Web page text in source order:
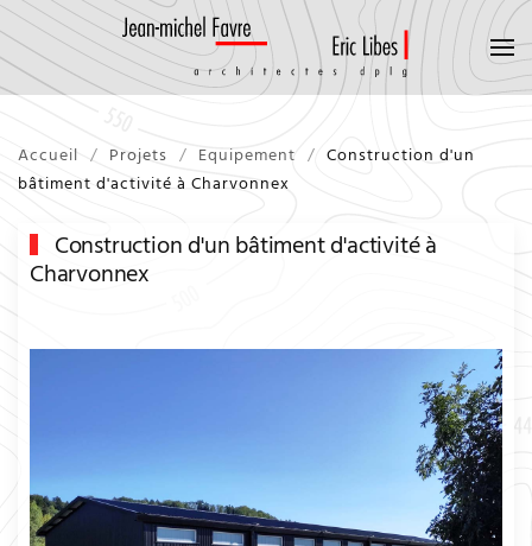
Accueil Projets Equipement
Construction d'un
bâtiment d'activité à Charvonnex
Construction d'un bâtiment d'activité à
Charvonnex